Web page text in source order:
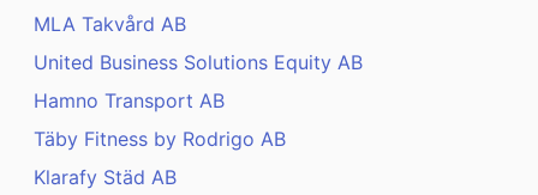
MLA Takvård AB
United Business Solutions Equity AB
Hamno Transport AB
Täby Fitness by Rodrigo AB
Klarafy Städ AB